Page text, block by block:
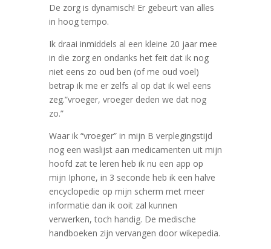
De zorg is dynamisch! Er gebeurt van alles
in hoog tempo.
Ik draai inmiddels al een kleine 20 jaar mee
in die zorg en ondanks het feit dat ik nog
niet eens zo oud ben (of me oud voel)
betrap ik me er zelfs al op dat ik wel eens
zeg.”vroeger, vroeger deden we dat nog
zo.”
Waar ik “vroeger” in mijn B verplegingstijd
nog een waslijst aan medicamenten uit mijn
hoofd zat te leren heb ik nu een app op
mijn Iphone, in 3 seconde heb ik een halve
encyclopedie op mijn scherm met meer
informatie dan ik ooit zal kunnen
verwerken, toch handig. De medische
handboeken zijn vervangen door wikepedia.